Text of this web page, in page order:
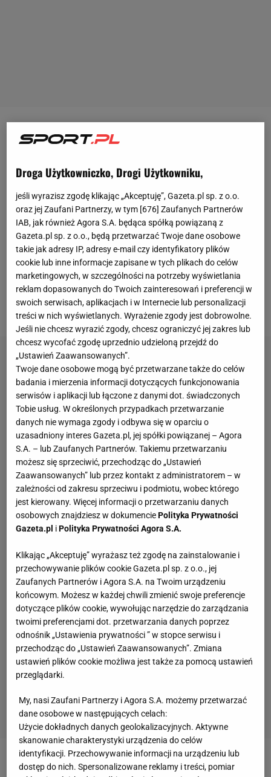
Ostatnie miesiące nie są zbyt szczęśliwe dla
skarbowy chciał odebrać odRonaldinhojego długi
opróżniła konto niemal do zera.Dlatego policja
zajęła część jego majątku, m.in: luksusowe
samochody oraz dzieła sztuki. Z kolei w lipcu
ubiegłego roku brazylijski
sąd
zablokował 57
nieruchomości piłkarza, adodatkowo zatrzymane
zostały jego paszporty. Powodem były niezapłacone
podatki i grzywny. To jednak nie koniec problemów.
Zobacz wideoMecz Legia - Cracovia powinien
Droga Użytkowniczko, Drogi Użytkowniku,
jeśli wyrazisz zgodę klikając „Akceptuję”, Gazeta.pl sp. z o.o.
oraz jej Zaufani Partnerzy, w tym [676] Zaufanych Partnerów
IAB, jak również Agora S.A. będąca spółką powiązaną z
Gazeta.pl sp. z o.o., będą przetwarzać Twoje dane osobowe
takie jak adresy IP, adresy e-mail czy identyfikatory plików
cookie lub inne informacje zapisane w tych plikach do celów
marketingowych, w szczególności na potrzeby wyświetlania
reklam dopasowanych do Twoich zainteresowań i preferencji w
swoich serwisach, aplikacjach i w Internecie lub personalizacji
treści w nich wyświetlanych. Wyrażenie zgody jest dobrowolne.
Jeśli nie chcesz wyrazić zgody, chcesz ograniczyć jej zakres lub
chcesz wycofać zgodę uprzednio udzieloną przejdź do
„Ustawień Zaawansowanych”.
Twoje dane osobowe mogą być przetwarzane także do celów
badania i mierzenia informacji dotyczących funkcjonowania
serwisów i aplikacji lub łączone z danymi dot. świadczonych
Tobie usług. W określonych przypadkach przetwarzanie
danych nie wymaga zgody i odbywa się w oparciu o
uzasadniony interes Gazeta.pl, jej spółki powiązanej – Agora
S.A. – lub Zaufanych Partnerów. Takiemu przetwarzaniu
możesz się sprzeciwić, przechodząc do „Ustawień
Zaawansowanych” lub przez kontakt z administratorem – w
zależności od zakresu sprzeciwu i podmiotu, wobec którego
jest kierowany. Więcej informacji o przetwarzaniu danych
osobowych znajdziesz w dokumenciePolityka Prywatności
Gazeta.pl iPolityka Prywatności Agora S.A.
Klikając „Akceptuję” wyrażasz też zgodę na zainstalowanie i
przechowywanie plików cookie Gazeta.pl sp. z o.o., jej
Zaufanych Partnerów i Agora S.A. na Twoim urządzeniu
końcowym. Możesz w każdej chwili zmienić swoje preferencje
dotyczące plików cookie, wywołując narzędzie do zarządzania
twoimi preferencjami dot. przetwarzania danych poprzez
odnośnik „Ustawienia prywatności ” w stopce serwisu i
przechodząc do „Ustawień Zaawansowanych”. Zmiana
ustawień plików cookie możliwa jest także za pomocą ustawień
przeglądarki.
My, nasi Zaufani Partnerzy i Agora S.A. możemy przetwarzać
dane osobowe w następujących celach:
Użycie dokładnych danych geolokalizacyjnych. Aktywne
skanowanie charakterystyki urządzenia do celów
identyfikacji. Przechowywanie informacji na urządzeniu lub
dostęp do nich. Spersonalizowane reklamy i treści, pomiar